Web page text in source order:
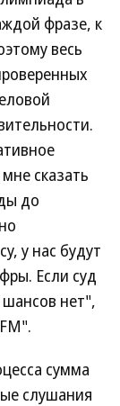
фразе, к
весь
сказать
до
у нас будут
Если суд
шансов нет",
сумма
слушания